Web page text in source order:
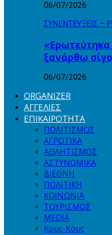
06/07/2026
ΣΥΝΕΝΤΕΥΞΕΙΣ –
«Ερωτεύτηκα
ξανάρθω
06/07/2026
ORGANIZER
ΑΓΓΕΛΙΕΣ
ΕΠΙΚΑΙΡΟΤΗΤΑ
ΠΟΛΙΤΙΣΜΟΣ
ΑΓΡΟΤΙΚΑ
ΑΘΛΗΤΙΣΜΟΣ
ΑΣΤΥΝΟΜΙΚΑ
ΔΙΕΘΝΗ
ΠΟΛΙΤΙΚΗ
ΚΟΙΝΩΝΙΑ
ΤΟΥΡΙΣΜΟΣ
MEDIA
Κους-Κους